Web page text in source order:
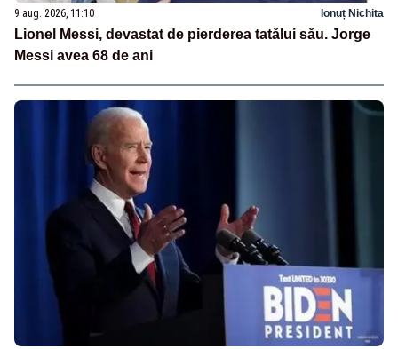
9 aug. 2026, 11:10 Ionuț Nichita
Lionel Messi, devastat de pierderea tatălui său. Jorge
Messi avea 68 de ani